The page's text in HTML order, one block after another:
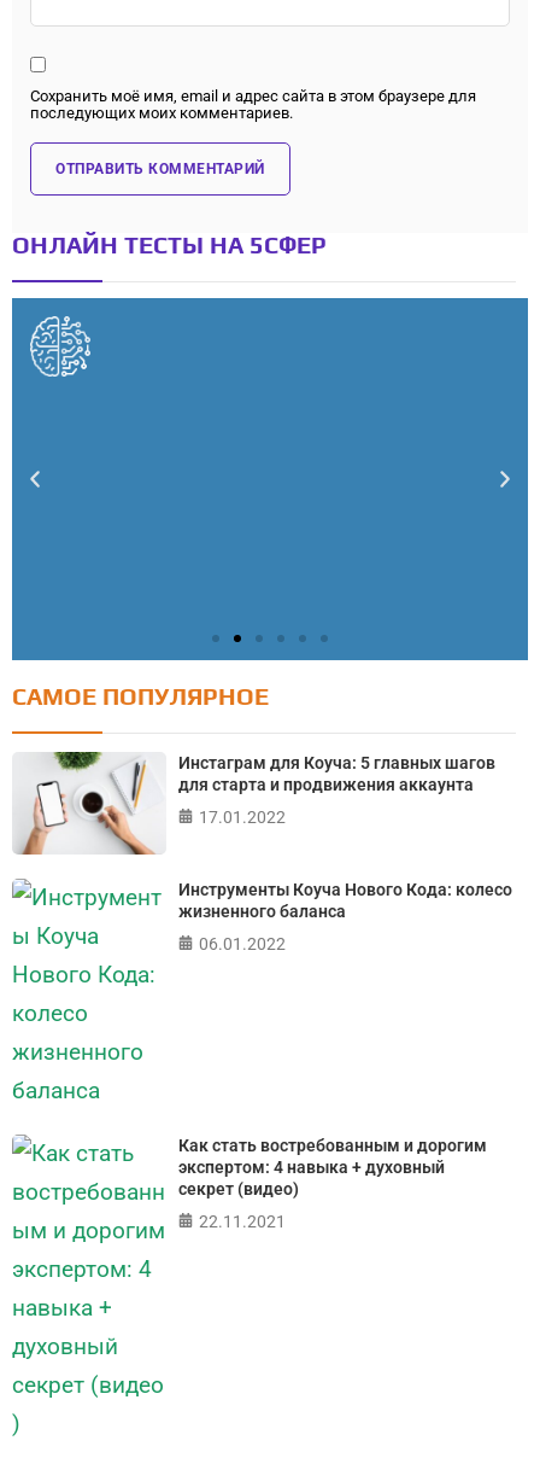
Сохранить моё имя, email и адрес сайта в этом браузере для
последующих моих комментариев.
ОНЛАЙН ТЕСТЫ НА 5СФЕР
Тест: Как я контролирую свою жизнь?
Онлайн тест на основе шкалы локуса контроля
Джулиана Роттера
САМОЕ ПОПУЛЯРНОЕ
Инстаграм для Коуча: 5 главных шагов
для старта и продвижения аккаунта
17.01.2022
Инструменты Коуча Нового Кода: колесо
жизненного баланса
06.01.2022
Как стать востребованным и дорогим
экспертом: 4 навыка + духовный
секрет (видео)
22.11.2021